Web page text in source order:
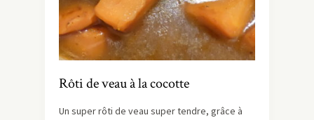
Rôti de veau à la cocotte
Un super rôti de veau super tendre, grâce à